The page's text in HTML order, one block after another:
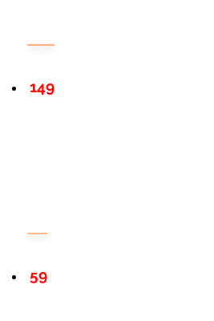
149
59